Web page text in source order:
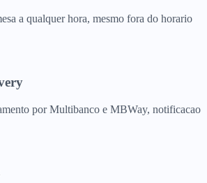
a qualquer hora, mesmo fora do horario
por Multibanco e MBWay, notificacao